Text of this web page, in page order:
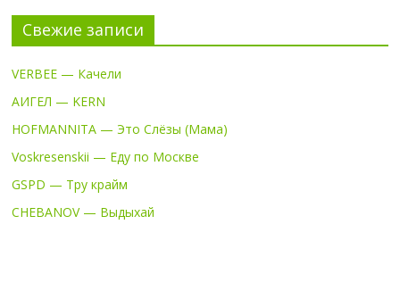
Свежие записи
VERBEE — Качели
АИГЕЛ — KERN
HOFMANNITA — Это Слёзы (Мама)
Voskresenskii — Еду по Москве
GSPD — Тру крайм
CHEBANOV — Выдыхай